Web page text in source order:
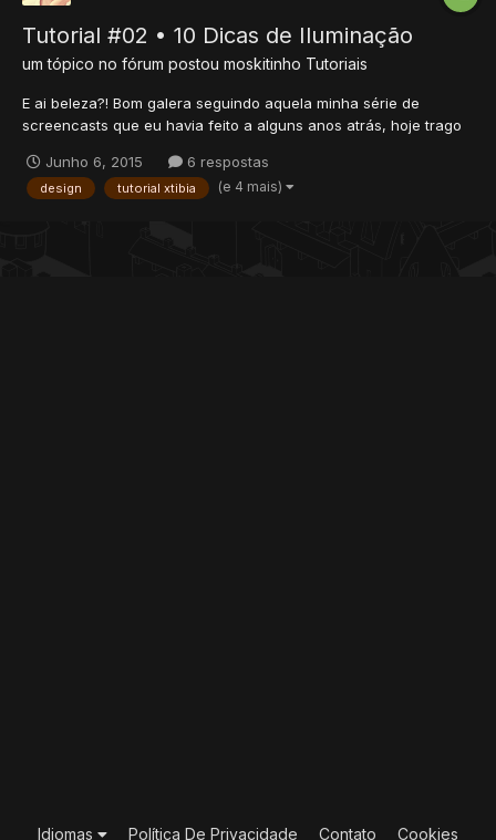
Tutorial #02 • 10 Dicas de Iluminação
um tópico no fórum postou moskitinho Tutoriais
E ai beleza?! Bom galera seguindo aquela minha série de
screencasts que eu havia feito a alguns anos atrás, hoje trago
que está começando, ter uma noção do que pode ser usado.
São 10 dicas muito boas que podem dar uma força na hora de...
Junho 6, 2015 6 respostas
design tutorial xtibia (e 4 mais)
Idiomas Política De Privacidade Contato Cookies